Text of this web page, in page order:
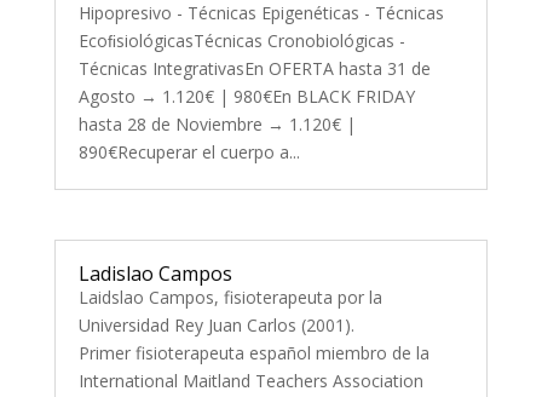
Hipopresivo - Técnicas Epigenéticas - Técnicas
EcoﬁsiológicasTécnicas Cronobiológicas -
Técnicas IntegrativasEn OFERTA hasta 31 de
Agosto → 1.120€ | 980€En BLACK FRIDAY
hasta 28 de Noviembre → 1.120€ |
890€Recuperar el cuerpo a...
Ladislao Campos
Laidslao Campos, fisioterapeuta por la
Universidad Rey Juan Carlos (2001).
Primer fisioterapeuta español miembro de la
International Maitland Teachers Association